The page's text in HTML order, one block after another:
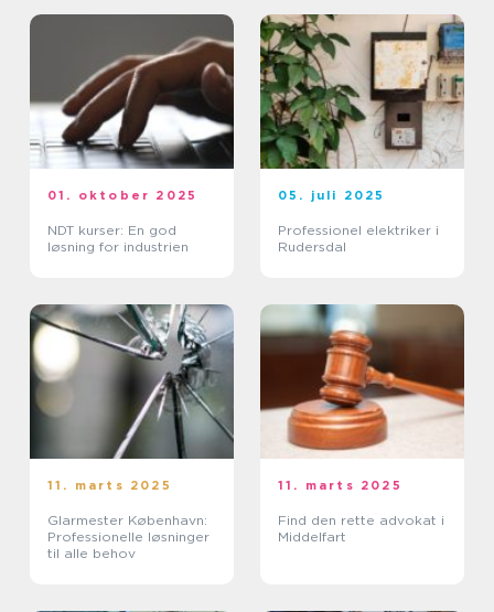
01. oktober 2025
NDT kurser: En god
løsning for industrien
05. juli 2025
Professionel elektriker i
Rudersdal
11. marts 2025
Glarmester København:
Professionelle løsninger
til alle behov
11. marts 2025
Find den rette advokat i
Middelfart